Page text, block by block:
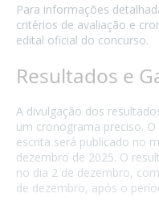
Para informações
critérios de avaliação e
edital oficial do concurso.
Resultados e
A divulgação dos
um cronograma preciso.
escrita será publicado no
dezembro de 2025. O
no dia 2 de dezembro,
de dezembro, após o